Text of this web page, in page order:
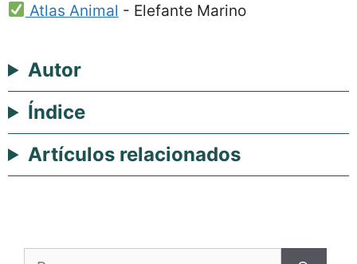
Atlas Animal - Elefante Marino
Autor
Índice
Artículos relacionados